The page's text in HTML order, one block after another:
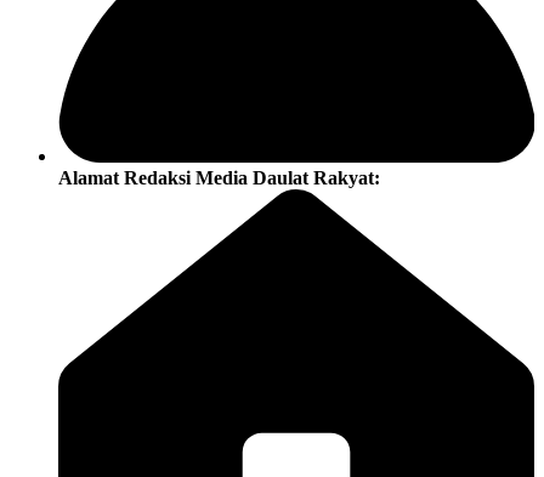
Alamat Redaksi Media Daulat Rakyat: